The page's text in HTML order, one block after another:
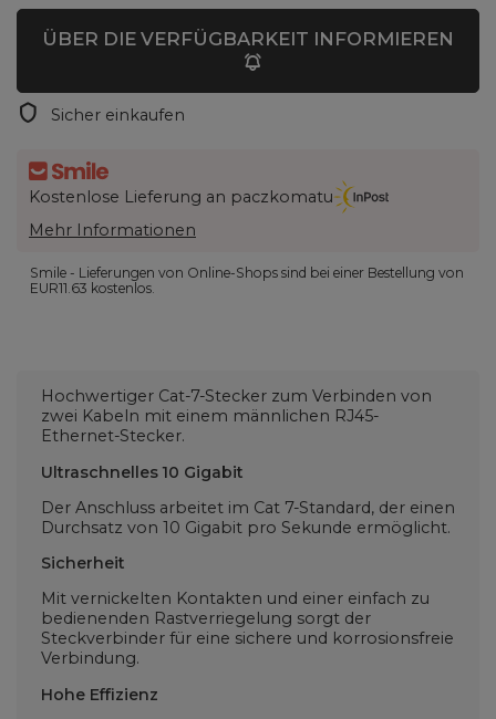
ÜBER DIE VERFÜGBARKEIT INFORMIEREN
Sicher einkaufen
Kostenlose Lieferung an paczkomatu
Mehr Informationen
Smile - Lieferungen von Online-Shops sind bei einer Bestellung von
EUR11.63 kostenlos.
Hochwertiger Cat-7-Stecker zum Verbinden von
zwei Kabeln mit einem männlichen RJ45-
Ethernet-Stecker.
Ultraschnelles 10 Gigabit
Der Anschluss arbeitet im Cat 7-Standard, der einen
Durchsatz von 10 Gigabit pro Sekunde ermöglicht.
Sicherheit
Mit vernickelten Kontakten und einer einfach zu
bedienenden Rastverriegelung sorgt der
Steckverbinder für eine sichere und korrosionsfreie
Verbindung.
Hohe Effizienz